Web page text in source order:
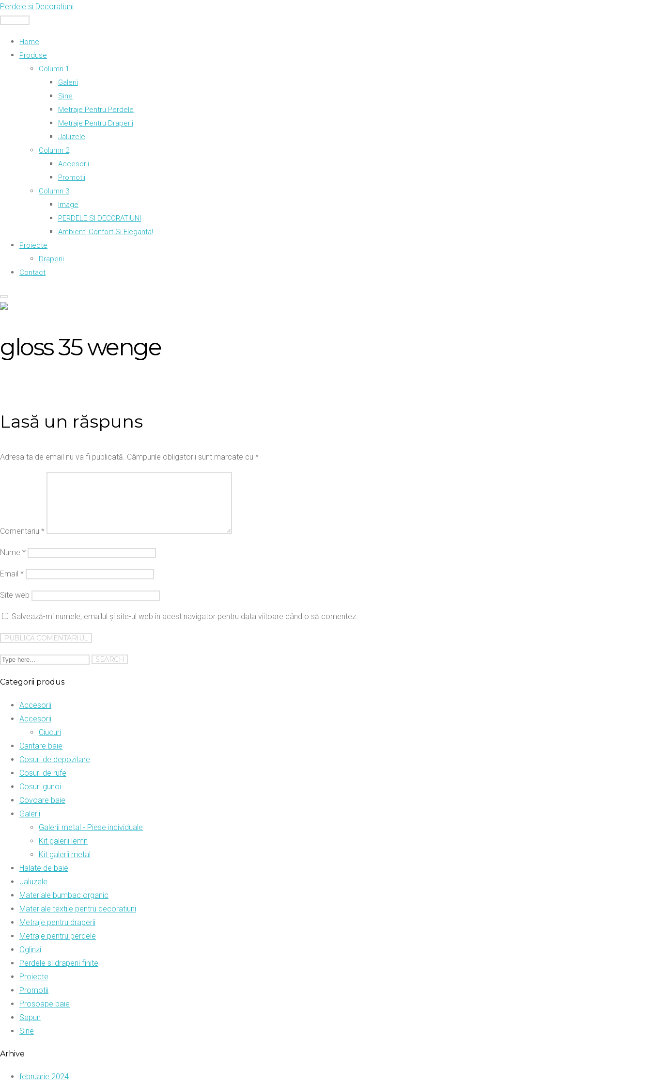
Skip
to
Perdele si Decoratiuni
Home
Produse
Column 1
Galerii
Sine
Metraje Pentru Perdele
Metraje Pentru Draperii
Jaluzele
Column 2
Accesorii
Promotii
Column 3
Image
PERDELE SI DECORATIUNI
Ambient, Confort Si Eleganta!
Proiecte
Draperii
Contact
gloss 35 wenge
Lasă un răspuns
Adresa ta de email nu va fi publicată. Câmpurile obligatorii sunt marcate cu *
Comentariu *
Nume *
Email *
Site web
Salvează-mi numele, emailul și site-ul web în acest navigator pentru data viitoare când o să comentez.
Categorii produs
Accesorii
Accesorii
Ciucuri
Cantare baie
Cosuri de depozitare
Cosuri de rufe
Cosuri gunoi
Covoare baie
Galerii
Galerii metal - Piese individuale
Kit galerii lemn
Kit galerii metal
Halate de baie
Jaluzele
Materiale bumbac organic
Materiale textile pentru decoratiuni
Metraje pentru draperii
Metraje pentru perdele
Oglinzi
Perdele si draperii finite
Proiecte
Promotii
Prosoape baie
Sapun
Sine
Arhive
februarie 2024